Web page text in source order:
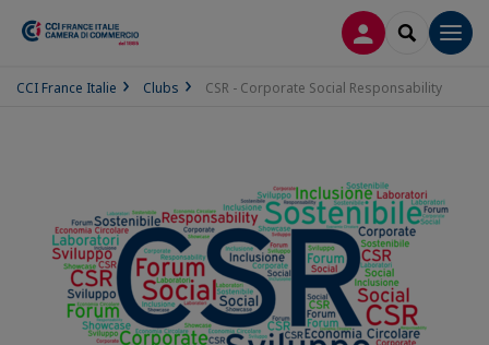
CONNEXION
CCI France Italie Clubs CSR - Corporate Social Responsability